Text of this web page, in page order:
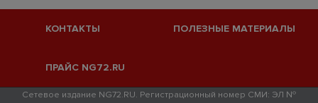
КОНТАКТЫ ПОЛЕЗНЫЕ МАТЕРИАЛЫ
ПРАЙС NG72.RU
Сетевое издание NG72.RU. Регистрационный номер СМИ: ЭЛ №